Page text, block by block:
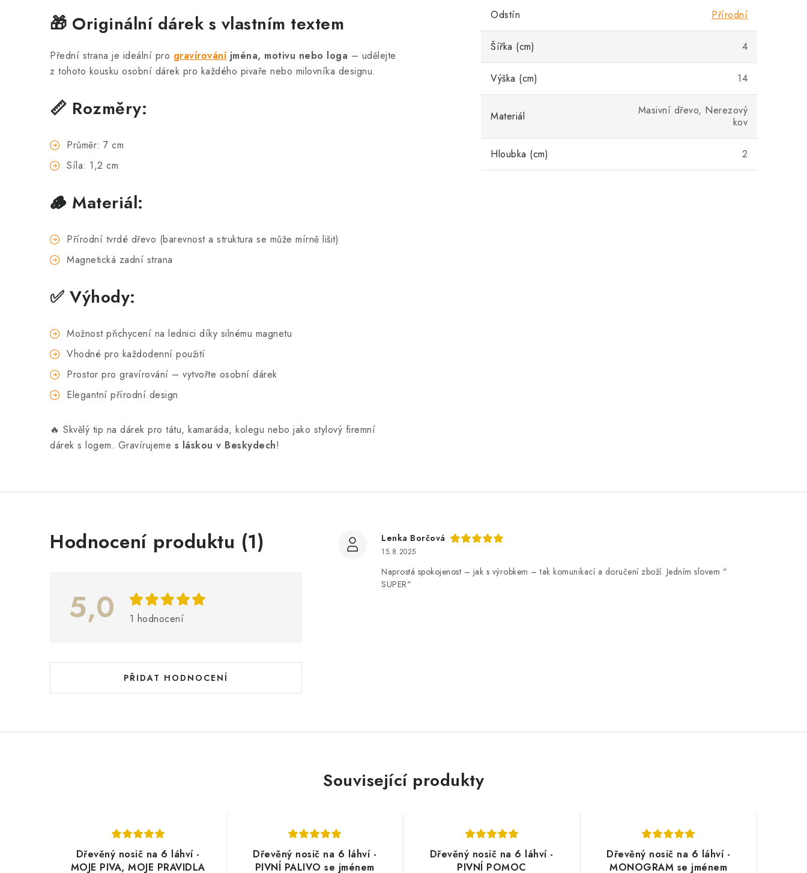
🎁 Originální dárek s vlastním textem
Přední strana je ideální pro gravírováníjména, motivu nebo loga – udělejte
z tohoto kousku osobní dárek pro každého pivaře nebo milovníka designu.
📏 Rozměry:
Průměr: 7 cm
Síla: 1,2 cm
🪵 Materiál:
Přírodní tvrdé dřevo (barevnost a struktura se může mírně lišit)
Magnetická zadní strana
✅ Výhody:
Možnost přichycení na lednici díky silnému magnetu
Vhodné pro každodenní použití
Prostor pro gravírování – vytvořte osobní dárek
Elegantní přírodní design
🔥 Skvělý tip na dárek pro tátu, kamaráda, kolegu nebo jako stylový firemní
dárek s logem. Gravírujeme s láskou v Beskydech!
Odstín Přírodní
Šířka (cm) 4
Výška (cm) 14
Materiál
Masivní dřevo, Nerezový
kov
Hloubka (cm) 2
Hodnocení produktu (1)
5,0 1 hodnocení
PŘIDAT HODNOCENÍ
V
o
n
c
Lenka Borčová
15.8.2025
Naprostá spokojenost – jak s výrobkem – tak komunikací a doručení zboží. Jedním slovem "
SUPER"
Související produkty
Dřevěný nosič na 6 láhví -
MOJE PIVA, MOJE PRAVIDLA
Dřevěný nosič na 6 láhví -
PIVNÍ PALIVO se jménem
Dřevěný nosič na 6 láhví -
PIVNÍ POMOC
Dřevěný nosič na 6 láhví -
MONOGRAM se jménem